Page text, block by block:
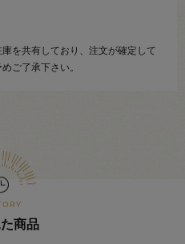
を共有しており、注文が確定して
ご了承下さい。
商品